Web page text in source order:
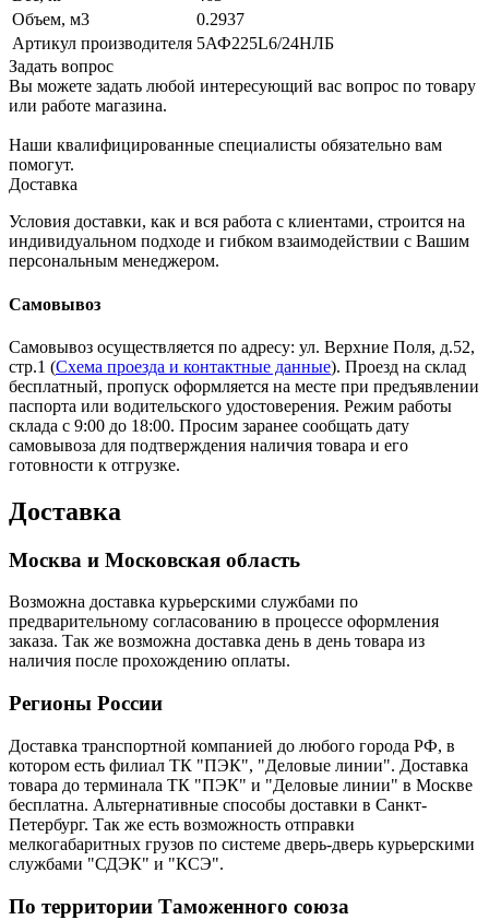
Объем, м3
0.2937
Артикул производителя 5АФ225L6/24НЛБ
Задать вопрос
Вы можете задать любой интересующий вас вопрос по товару
или работе магазина.
Наши квалифицированные специалисты обязательно вам
помогут.
Доставка
Условия доставки, как и вся работа с клиентами, строится на
индивидуальном подходе и гибком взаимодействии с Вашим
персональным менеджером.
Самовывоз
Самовывоз осуществляется по адресу: ул. Верхние Поля, д.52,
стр.1 (Схема проезда и контактные данные). Проезд на склад
бесплатный, пропуск оформляется на месте при предъявлении
паспорта или водительского удостоверения. Режим работы
склада с 9:00 до 18:00. Просим заранее сообщать дату
самовывоза для подтверждения наличия товара и его
готовности к отгрузке.
Доставка
Москва и Московская область
Возможна доставка курьерскими службами по
предварительному согласованию в процессе оформления
заказа. Так же возможна доставка день в день товара из
наличия после прохождению оплаты.
Регионы России
Доставка транспортной компанией до любого города РФ, в
котором есть филиал ТК "ПЭК", "Деловые линии". Доставка
товара до терминала ТК "ПЭК" и "Деловые линии" в Москве
бесплатна. Альтернативные способы доставки в Санкт-
Петербург. Так же есть возможность отправки
мелкогабаритных грузов по системе дверь-дверь курьерскими
службами "СДЭК" и "КСЭ".
По территории Таможенного союза